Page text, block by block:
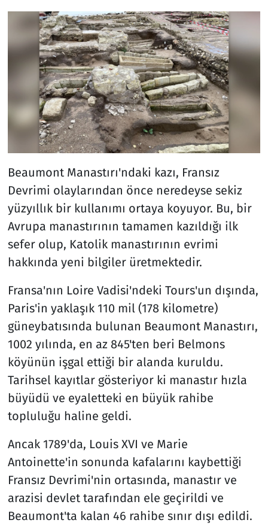
Beaumont Manastırı'ndaki kazı, Fransız
Devrimi olaylarından önce neredeyse sekiz
yüzyıllık bir kullanımı ortaya koyuyor. Bu, bir
Avrupa manastırının tamamen kazıldığı ilk
sefer olup, Katolik manastırının evrimi
hakkında yeni bilgiler üretmektedir.
Fransa'nın Loire Vadisi'ndeki Tours'un dışında,
Paris'in yaklaşık 110 mil (178 kilometre)
güneybatısında bulunan Beaumont Manastırı,
1002 yılında, en az 845'ten beri Belmons
köyünün işgal ettiği bir alanda kuruldu.
Tarihsel kayıtlar gösteriyor ki manastır hızla
büyüdü ve eyaletteki en büyük rahibe
topluluğu haline geldi.
Ancak 1789'da, Louis XVI ve Marie
Antoinette'in sonunda kafalarını kaybettiği
Fransız Devrimi'nin ortasında, manastır ve
arazisi devlet tarafından ele geçirildi ve
Beaumont'ta kalan 46 rahibe sınır dışı edildi.